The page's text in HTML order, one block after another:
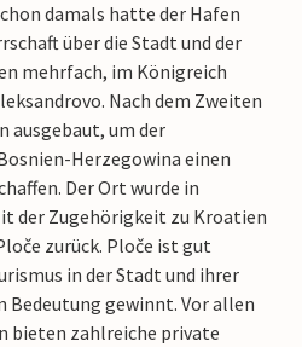
damals hatte der Hafen
über die Stadt und der
mehrfach, im Königreich
Nach dem Zweiten
ausgebaut, um der
Herzegowina einen
Der Ort wurde in
der Zugehörigkeit zu Kroatien
zurück. Ploče ist gut
in der Stadt und ihrer
Bedeutung gewinnt. Vor allen
bieten zahlreiche private